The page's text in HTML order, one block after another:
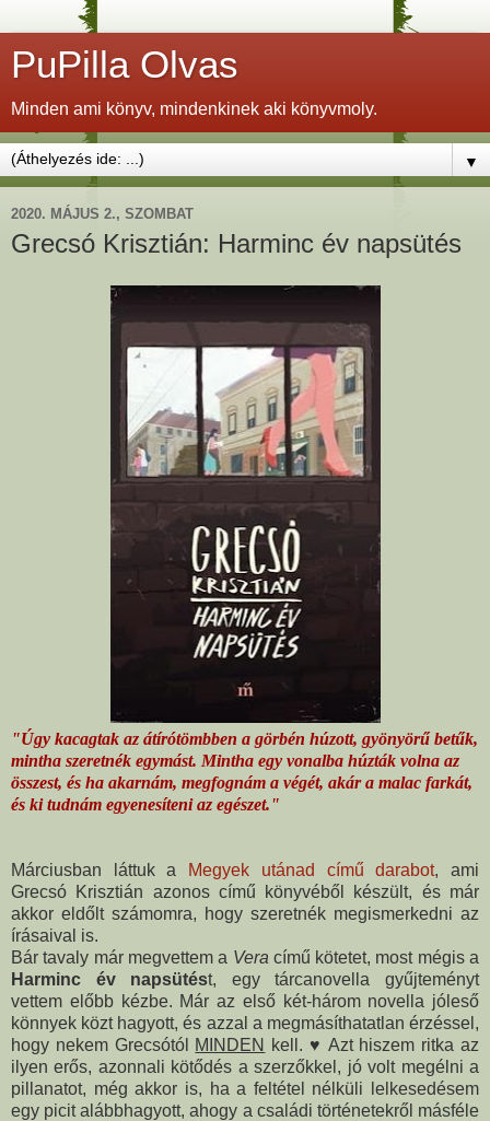
PuPilla Olvas
Minden ami könyv, mindenkinek aki könyvmoly.
▼
2020. MÁJUS 2., SZOMBAT
Grecsó Krisztián: Harminc év napsütés
"Úgy kacagtak az átírótömbben a görbén húzott, gyönyörű betűk,
mintha szeretnék egymást. Mintha egy vonalba húzták volna az
összest, és ha akarnám, megfognám a végét, akár a malac farkát,
és ki tudnám egyenesíteni az egészet."
Márciusban láttuk a Megyek utánad című darabot, ami
Grecsó Krisztián azonos című könyvéből készült, és már
akkor eldőlt számomra, hogy szeretnék megismerkedni az
írásaival is.
Bár tavaly már megvettem a Vera című kötetet, most mégis a
Harminc év napsütést, egy tárcanovella gyűjteményt
vettem előbb kézbe. Már az első két-három novella jóleső
könnyek közt hagyott, és azzal a megmásíthatatlan érzéssel,
hogy nekem Grecsótól MINDEN
kell. ♥ Azt hiszem ritka az
ilyen erős, azonnali kötődés a szerzőkkel, jó volt megélni a
pillanatot, még akkor is, ha a feltétel nélküli lelkesedésem
egy picit alábbhagyott, ahogy a családi történetekről másféle